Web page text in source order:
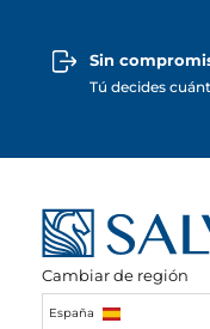
Sin
Tú decides
Cambiar de región
España